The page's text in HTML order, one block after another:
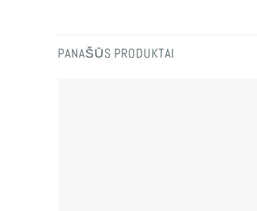
PANAŠŪS PRODUKTAI